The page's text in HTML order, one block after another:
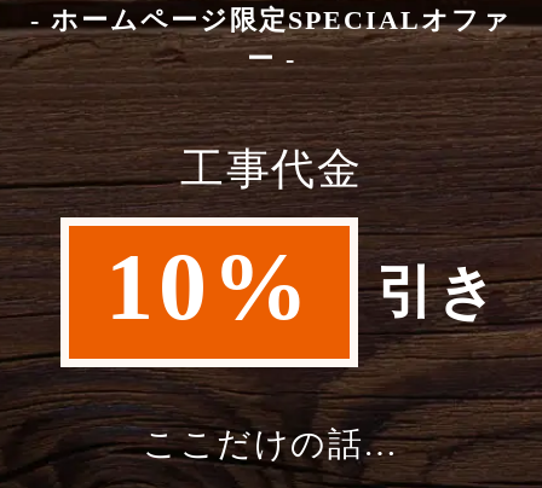
- ホームページ限定SPECIALオファ
ー -
工事代金
10% 引き
ここだけの話…